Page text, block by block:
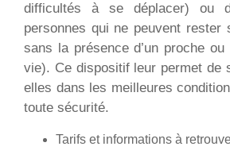
difficultés à se déplacer) ou
personnes qui ne peuvent rester
sans la présence d’un proche ou
vie). Ce dispositif leur permet de
elles dans les meilleures
toute sécurité.
Tarifs et informations à